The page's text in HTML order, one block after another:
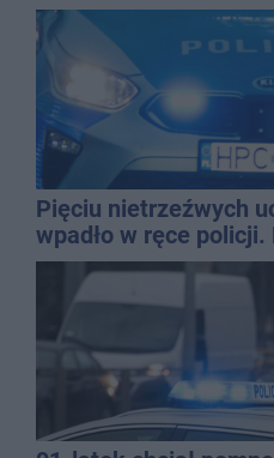
Pięciu nietrzeźwych
wpadło w ręce
promila